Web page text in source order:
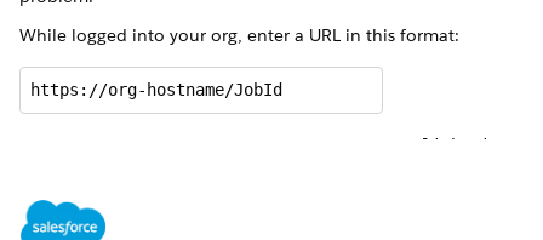
While logged into your org, enter a URL in this format:
https://org-hostname/JobId
acme.lightning.
https://acme.lightning.force.com/0nnR000000000VnIAI